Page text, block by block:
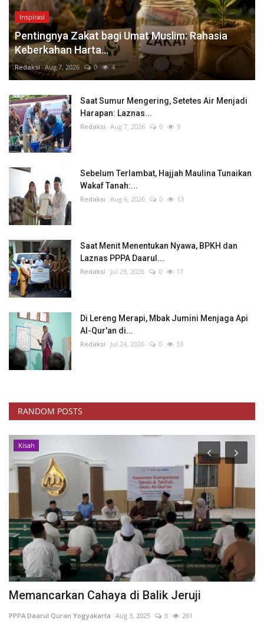
Inspirasi
Pentingnya Zakat bagi Umat Muslim: Rahasia
Keberkahan Harta...
Redaksi Aug 7, 2026 0 4
Saat Sumur Mengering, Setetes Air Menjadi
Harapan: Laznas...
Redaksi Aug 7, 2026 0 9
Sebelum Terlambat, Hajjah Maulina Tunaikan
Wakaf Tanah:...
Redaksi Aug 6, 2026 0 13
Saat Menit Menentukan Nyawa, BPKH dan
Laznas PPPA Daarul...
Redaksi Jul 29, 2026 0 17
Di Lereng Merapi, Mbak Jumini Menjaga Api
Al-Qur'an di...
Redaksi Jul 24, 2026 0 33
RANDOM POSTS
Kisah
Memancarkan Cahaya di Balik Jeruji
PPPA Daarul Quran Yogyakarta Aug 3, 2025 0 261